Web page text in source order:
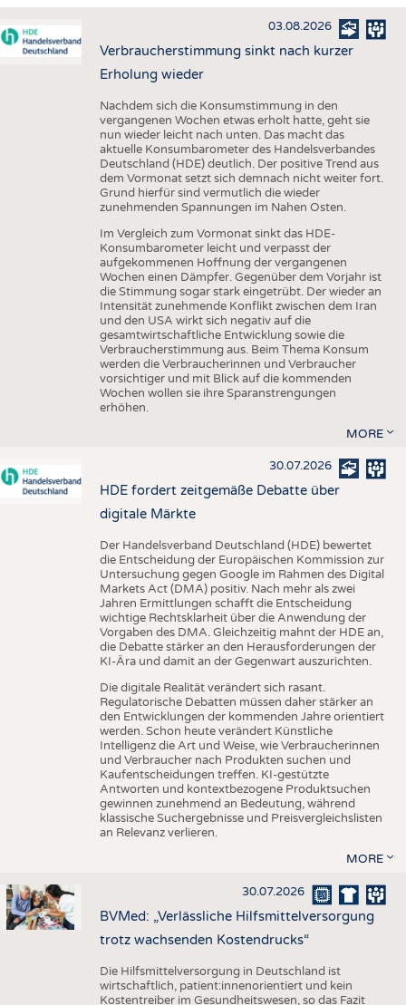
HAUS- UND HEIMTEXTILIEN
BEKLEIDUNG
AUSSCHREIBUNGEN
DTV AUSSCHREIBUNGSDIENST
STATISTICS
ADRESSEN & LINKS
PUBLIKATIONEN
TERMINE
BRANCHENTERMINE
03.08.2026
Verbraucherstimmung sinkt nach kurzer
Erholung wieder
Nachdem sich die Konsumstimmung in den
vergangenen Wochen etwas erholt hatte, geht sie
nun wieder leicht nach unten. Das macht das
aktuelle Konsumbarometer des Handelsverbandes
Deutschland (HDE) deutlich. Der positive Trend aus
dem Vormonat setzt sich demnach nicht weiter fort.
Grund hierfür sind vermutlich die wieder
zunehmenden Spannungen im Nahen Osten.
Im Vergleich zum Vormonat sinkt das HDE-
Konsumbarometer leicht und verpasst der
aufgekommenen Hoffnung der vergangenen
Wochen einen Dämpfer. Gegenüber dem Vorjahr ist
die Stimmung sogar stark eingetrübt. Der wieder an
Intensität zunehmende Konflikt zwischen dem Iran
und den USA wirkt sich negativ auf die
gesamtwirtschaftliche Entwicklung sowie die
Verbraucherstimmung aus. Beim Thema Konsum
werden die Verbraucherinnen und Verbraucher
vorsichtiger und mit Blick auf die kommenden
Wochen wollen sie ihre Sparanstrengungen
erhöhen.
MORE
30.07.2026
HDE fordert zeitgemäße Debatte über
digitale Märkte
Der Handelsverband Deutschland (HDE) bewertet
die Entscheidung der Europäischen Kommission zur
Untersuchung gegen Google im Rahmen des Digital
Markets Act (DMA) positiv. Nach mehr als zwei
Jahren Ermittlungen schafft die Entscheidung
wichtige Rechtsklarheit über die Anwendung der
Vorgaben des DMA. Gleichzeitig mahnt der HDE an,
die Debatte stärker an den Herausforderungen der
KI-Ära und damit an der Gegenwart auszurichten.
Die digitale Realität verändert sich rasant.
Regulatorische Debatten müssen daher stärker an
den Entwicklungen der kommenden Jahre orientiert
werden. Schon heute verändert Künstliche
Intelligenz die Art und Weise, wie Verbraucherinnen
und Verbraucher nach Produkten suchen und
Kaufentscheidungen treffen. KI-gestützte
Antworten und kontextbezogene Produktsuchen
gewinnen zunehmend an Bedeutung, während
klassische Suchergebnisse und Preisvergleichslisten
an Relevanz verlieren.
MORE
30.07.2026
BVMed: „Verlässliche Hilfsmittelversorgung
trotz wachsenden Kostendrucks“
Die Hilfsmittelversorgung in Deutschland ist
wirtschaftlich, patient:innenorientiert und kein
Kostentreiber im Gesundheitswesen, so das Fazit